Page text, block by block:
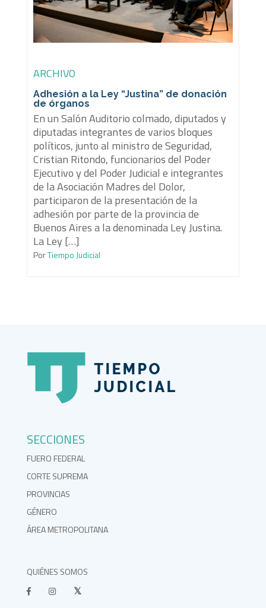
ARCHIVO
Adhesión a la Ley “Justina” de donación
de órganos
En un Salón Auditorio colmado, diputados y
diputadas integrantes de varios bloques
políticos, junto al ministro de Seguridad,
Cristian Ritondo, funcionarios del Poder
Ejecutivo y del Poder Judicial e integrantes
de la Asociación Madres del Dolor,
participaron de la presentación de la
adhesión por parte de la provincia de
Buenos Aires a la denominada Ley Justina.
La Ley […]
PorTiempo Judicial
SECCIONES
FUERO FEDERAL
CORTE SUPREMA
PROVINCIAS
GÉNERO
ÁREA METROPOLITANA
QUIÉNES SOMOS